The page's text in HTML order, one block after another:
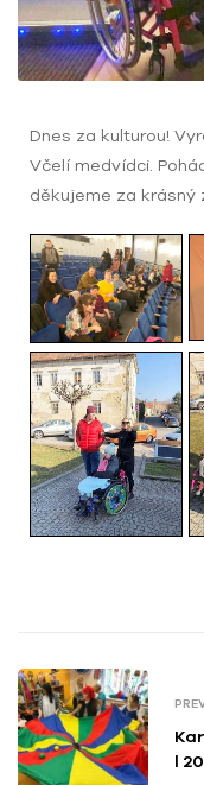
Dnes za kulturou!
Včelí medvídci.
děkujeme za krásný
l